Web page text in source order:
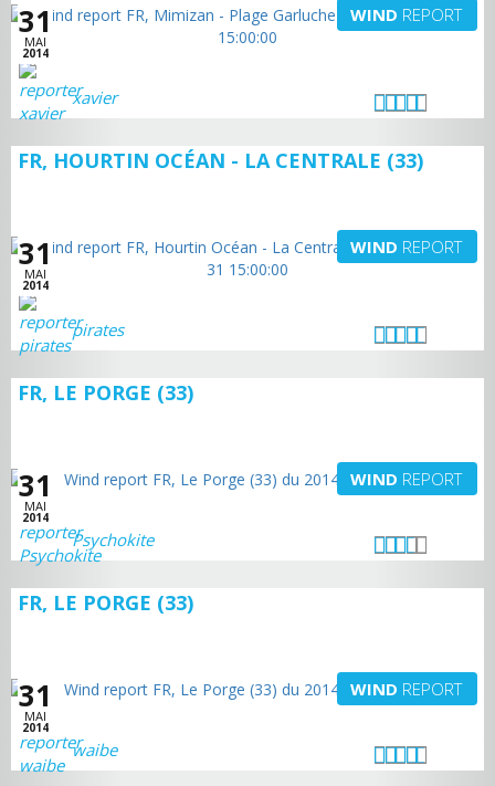
31
MAI
2014
WIND REPORT
xavier
FR, HOURTIN OCÉAN - LA CENTRALE (33)
31
MAI
2014
WIND REPORT
pirates
FR, LE PORGE (33)
31
MAI
2014
WIND REPORT
Psychokite
FR, LE PORGE (33)
31
MAI
2014
WIND REPORT
waibe